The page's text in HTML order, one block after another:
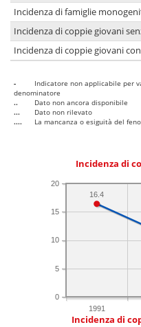
Incidenza di famiglie
Incidenza di coppie giovani
Incidenza di coppie giovani
-
Indicatore non applicabile per
denominatore
..
Dato non ancora disponibile
...
Dato non rilevato
....
La mancanza o esiguità del
Incidenza di
1991
0
5
10
15
20
16.4
Incidenza di